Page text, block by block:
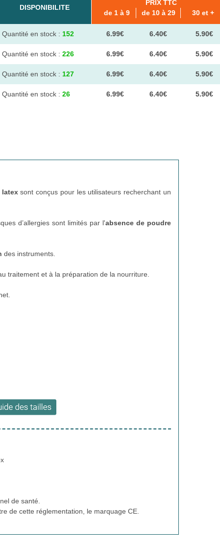
DISPONIBILITE
PRIX TTC
de 1 à 9
de 10 à 29 30 et +
Quantité en stock : 152 6.99€ 6.40€ 5.90€
Quantité en stock : 226 6.99€ 6.40€ 5.90€
Quantité en stock : 127 6.99€ 6.40€ 5.90€
Quantité en stock : 26 6.99€ 6.40€ 5.90€
sont conçus pour les utilisateurs recherchant un
d’allergies sont limités par l'absence de poudre
des instruments.
traitement et à la préparation de la nourriture.
de santé.
de cette réglementation, le marquage CE.